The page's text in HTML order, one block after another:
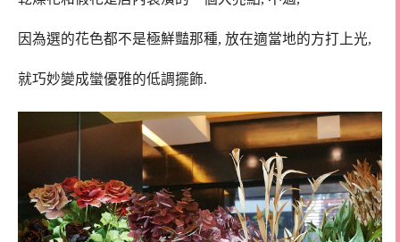
因為選的花色都不是極鮮豔那種, 放在適當地的方打上光,
就巧妙變成蠻優雅的低調擺飾.